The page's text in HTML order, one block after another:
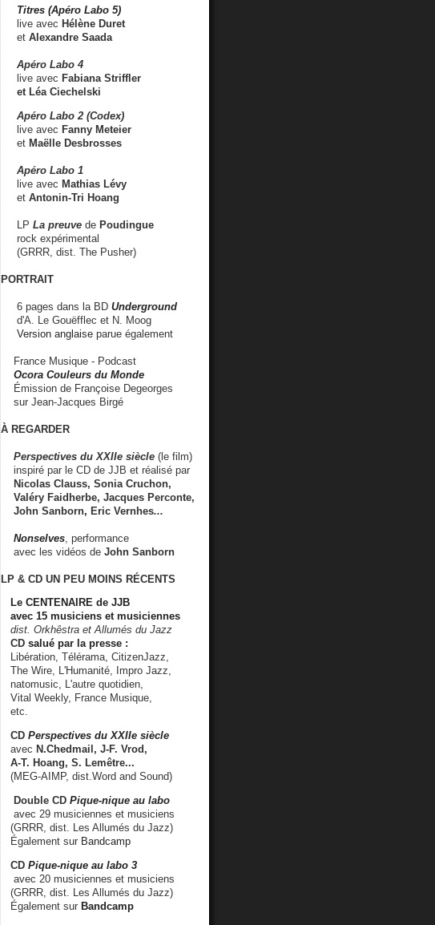
Titres (Apéro Labo 5)
live avec Hélène Duret
et Alexandre Saada
Apéro Labo 4
live avec Fabiana Striffler
et Léa Ciechelski
Apéro Labo 2 (Codex)
live avec Fanny Meteier
et Maëlle Desbrosses
Apéro Labo 1
live avec Mathias Lévy
et Antonin-Tri Hoang
LP La preuve de Poudingue
rock expérimental
(GRRR, dist. The Pusher)
PORTRAIT
6 pages dans la BD Underground
d'A. Le Gouëfflec et N. Moog
Version anglaise parue également
France Musique - Podcast
Ocora Couleurs du Monde
Émission de Françoise Degeorges
sur Jean-Jacques Birgé
À REGARDER
Perspectives du XXIIe siècle (le film)
inspiré par le CD de JJB et réalisé par
Nicolas Clauss, Sonia Cruchon,
Valéry Faidherbe, Jacques Perconte,
John Sanborn, Eric Vernhes...
Nonselves , performance
avec les vidéos de John Sanborn
LP & CD UN PEU MOINS RÉCENTS
Le CENTENAIRE de JJB
avec 15 musiciens et musiciennes
dist. Orkhêstra et Allumés du Jazz
CD salué par la presse :
Libération, Télérama, CitizenJazz,
The Wire, L'Humanité, Impro Jazz,
natomusic, L'autre quotidien,
Vital Weekly, France Musique,
etc.
CD Perspectives du XXIIe siècle
avec N.Chedmail, J-F. Vrod,
A-T. Hoang, S. Lemêtre...
(MEG-AIMP, dist.Word and Sound)
Double CD Pique-nique au labo
avec 29 musiciennes et musiciens
(GRRR, dist. Les Allumés du Jazz)
Également sur Bandcamp
CD Pique-nique au labo 3
avec 20 musiciennes et musiciens
(GRRR, dist. Les Allumés du Jazz)
Également sur Bandcamp